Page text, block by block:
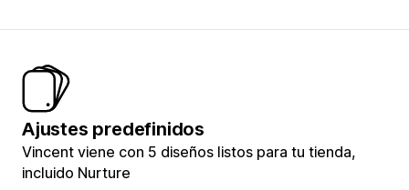
Ajustes predefinidos
Vincent viene con 5 diseños listos para tu tienda,
incluido Nurture